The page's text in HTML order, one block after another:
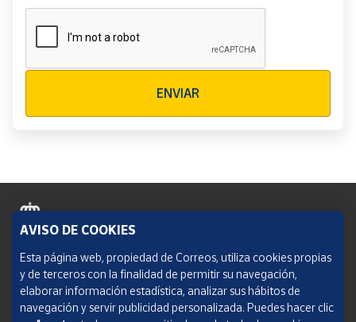
ENVIAR
Política de cookies
Aviso legal
Condiciones del servicio
AVISO DE COOKIES
Esta página web, propiedad de Correos, utiliza cookies propias
y de terceros con la finalidad de permitir su navegación,
elaborar información estadística, analizar sus hábitos de
navegación y servir publicidad personalizada. Puedes hacer clic